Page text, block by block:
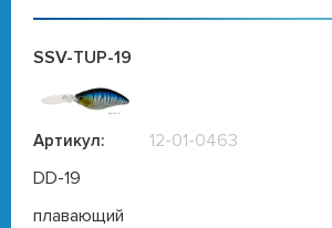
SSV-TUP-19
Артикул:
12-01-0463
DD-19
плавающий